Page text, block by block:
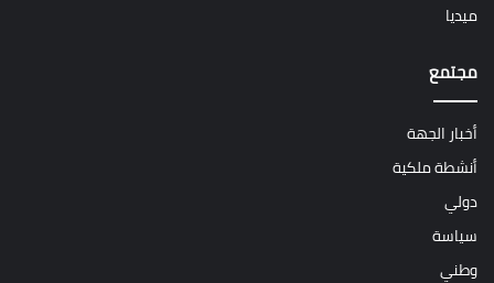
ميديا
مجتمع
أخبار الجهة
أنشطة ملكية
دولي
سياسة
وطني